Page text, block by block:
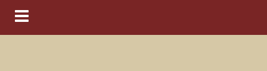
Navigation ein-/ausblenden